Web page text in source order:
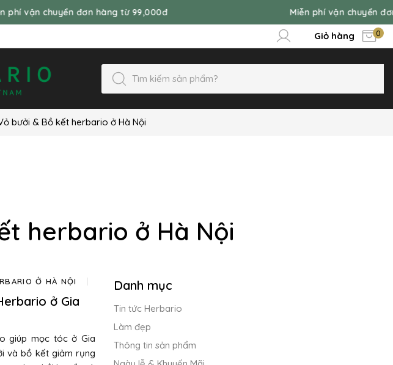
chuyển đơn hàng từ 99,000đ Miễn phí vận chuyển đơn
Giỏ hàng 0
bưởi & Bồ kết herbario ở Hà Nội
herbario ở Hà Nội
Ở HÀ NỘI
ở Gia
giúp mọc tóc ở Gia
và bồ kết giảm rụng
Danh mục
Tin tức Herbario
Làm đẹp
Thông tin sản phẩm